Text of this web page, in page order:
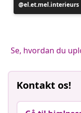
Opslag
offentliggjort
el.et.mel.interieurs
Se, hvordan du
Kontakt os!